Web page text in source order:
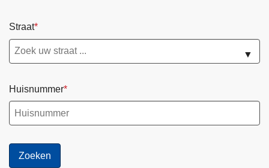
Straat
▼
Huisnummer